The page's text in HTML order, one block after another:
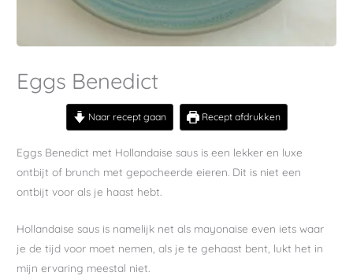
Eggs Benedict
Naar recept gaan Recept afdrukken
Eggs Benedict met Hollandaise saus is een lekker en luxe
ontbijt of brunch met gepocheerde eieren. Dit is niet een
ontbijt voor als je haast hebt.
Hollandaise saus is namelijk net als mayonaise even iets waar
je de tijd voor moet nemen, als je te gehaast bent, lukt het in
mijn ervaring meestal niet.